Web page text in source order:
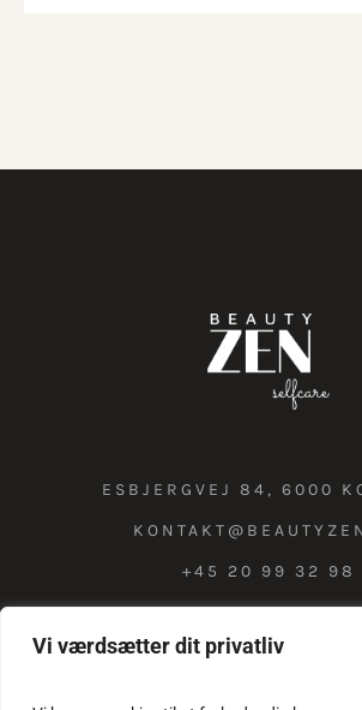
Vi værdsætter dit privatliv
ESBJERGVEJ 84, 6000
+45 20 99 32 98
COOKIE &